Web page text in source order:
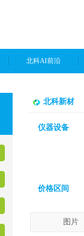
北科AI前沿
北科新材
仪器设备
价格区间
图片